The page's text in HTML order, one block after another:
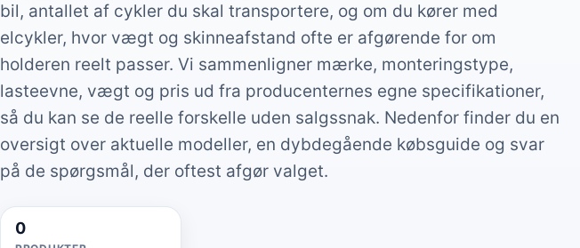
bil, antallet af cykler du skal transportere, og om du kører med
elcykler, hvor vægt og skinneafstand ofte er afgørende for om
holderen reelt passer. Vi sammenligner mærke, monteringstype,
lasteevne, vægt og pris ud fra producenternes egne specifikationer,
så du kan se de reelle forskelle uden salgssnak. Nedenfor finder du en
oversigt over aktuelle modeller, en dybdegående købsguide og svar
på de spørgsmål, der oftest afgør valget.
0